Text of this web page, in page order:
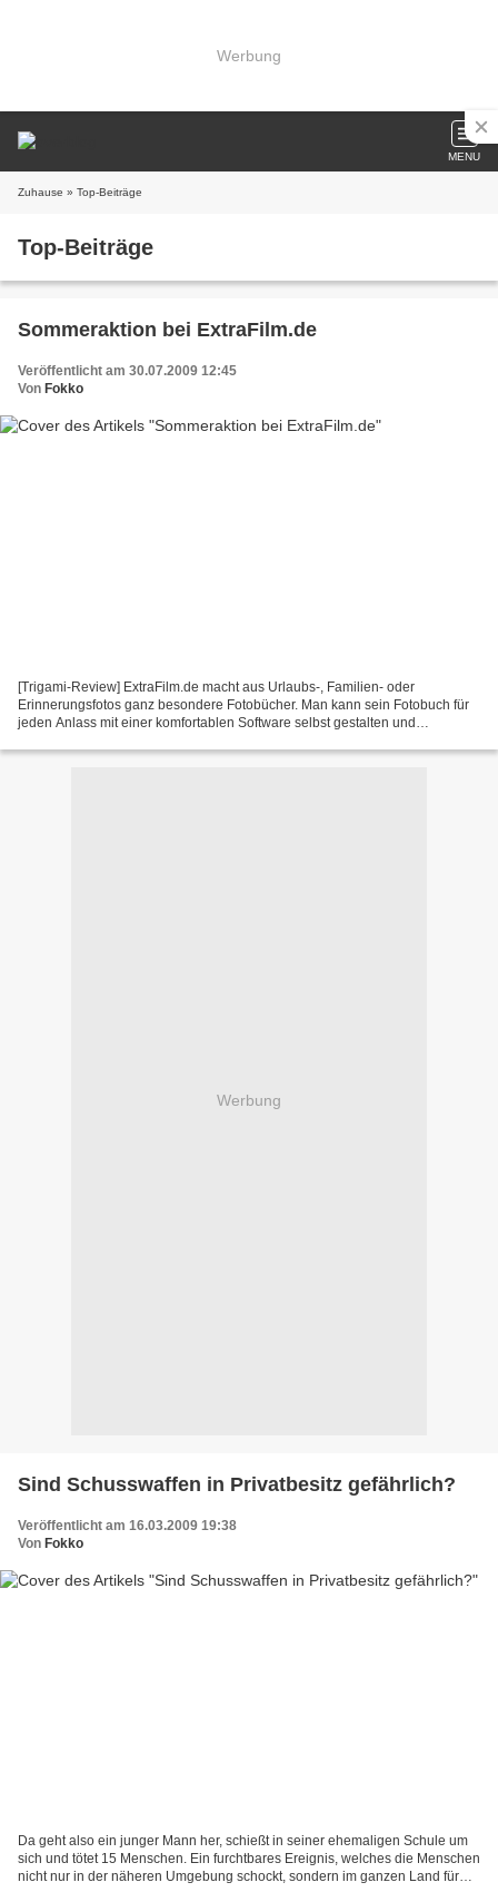
Werbung
MENU
Zuhause » Top-Beiträge
Top-Beiträge
Sommeraktion bei ExtraFilm.de
Veröffentlicht am 30.07.2009 12:45
Von Fokko
[Trigami-Review] ExtraFilm.de macht aus Urlaubs-, Familien- oder
Erinnerungsfotos ganz besondere Fotobücher. Man kann sein Fotobuch für
jeden Anlass mit einer komfortablen Software selbst gestalten und
Werbung
Sind Schusswaffen in Privatbesitz gefährlich?
Veröffentlicht am 16.03.2009 19:38
Von Fokko
Da geht also ein junger Mann her, schießt in seiner ehemaligen Schule um
sich und tötet 15 Menschen. Ein furchtbares Ereignis, welches die Menschen
nicht nur in der näheren Umgebung schockt, sondern im ganzen Land für